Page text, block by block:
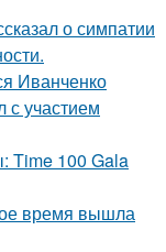
о симпатии
Иванченко
с участием
Time 100 Gala
время вышла